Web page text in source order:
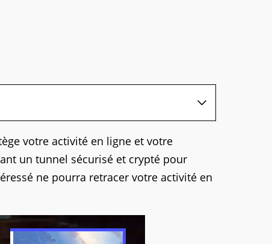
votre activité en ligne et votre
un tunnel sécurisé et crypté pour
ne pourra retracer votre activité en